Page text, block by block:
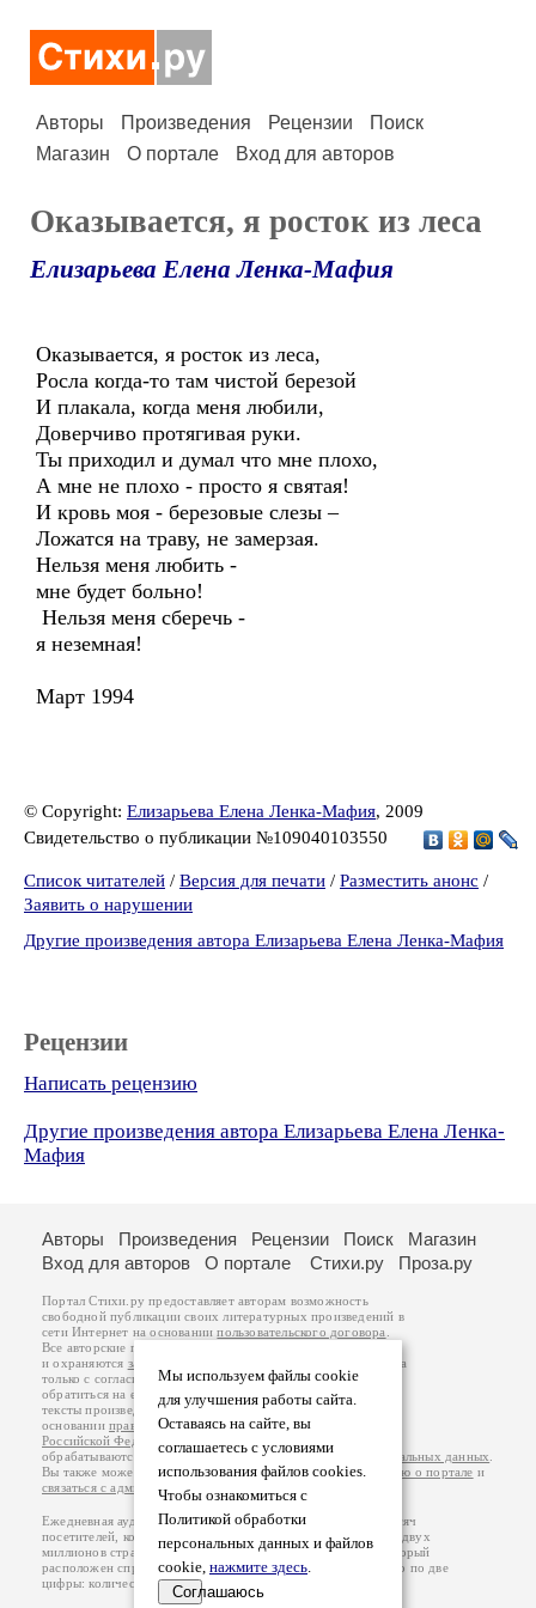
Авторы Произведения Рецензии
Поиск
Магазин
О портале Вход для авторов
Оказывается, я росток из леса
Елизарьева Елена Ленка-Мафия
Оказывается, я росток из леса,
Росла когда-то там чистой березой
И плакала, когда меня любили,
Доверчиво протягивая руки.
Ты приходил и думал что мне плохо,
А мне не плохо - просто я святая!
И кровь моя - березовые слезы –
Ложатся на траву, не замерзая.
Нельзя меня любить -
мне будет больно!
Нельзя меня сберечь -
я неземная!
Март 1994
© Copyright: Елизарьева Елена Ленка-Мафия, 2009
Свидетельство о публикации №109040103550
Список читателей / Версия для печати / Разместить анонс /
Заявить о нарушении
Другие произведения автора Елизарьева Елена Ленка-Мафия
Рецензии
Написать рецензию
Другие произведения автора Елизарьева Елена Ленка-
Мафия
Мы используем файлы cookie
для улучшения работы сайта.
Оставаясь на сайте, вы
соглашаетесь с условиями
использования файлов cookies.
Чтобы ознакомиться с
Политикой обработки
персональных данных и файлов
cookie, нажмите здесь.
Соглашаюсь
Авторы Произведения Рецензии Поиск
Магазин
Вход для авторов
О портале Стихи.ру Проза.ру
Портал Стихи.ру предоставляет авторам возможность
свободной публикации своих литературных произведений в
сети Интернет на основаниипользовательского договора
Все авторские права на произведения принадлежат авторам
и охраняются законом
. Перепечатка произведений возможна
только с согласия его автора, к которому вы можете
обратиться на его авторской странице. Ответственность за
тексты произведений авторы несут самостоятельно на
основанииправил публикацииизаконодательства
Российской Федерации
обрабатываются на основанииПолитики обработки персональных данных
Вы также можете посмотреть более подробнуюинформацию о портале и
связаться с администрацией
Ежедневная аудитория портала Стихи.ру – порядка 200 тысяч
посетителей, которые в общей сумме просматривают более двух
миллионов страниц по данным счетчика посещаемости, который
расположен справа от этого текста. В каждой графе указано по две
цифры: количество просмотров и количество посетителей.